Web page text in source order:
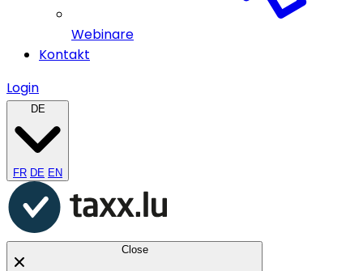
Webinare
Kontakt
Login
DE
FR DE EN
Close